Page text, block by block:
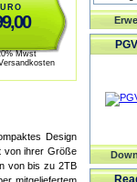
Mwst
Design
von ihrer Größe
von bis zu 2TB